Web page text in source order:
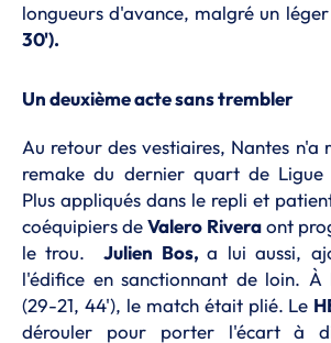
longueurs d'avance, malgré un
30').
Un deuxième acte sans trembler
Au retour des vestiaires, Nantes n'a
remake du dernier quart de Ligue
Plus appliqués dans le repli et
coéquipiers deValero Riveraont
le trou.Julien Bos,a lui aussi,
l'édifice en sanctionnant de loin.
(29-21, 44'), le match était plié. Le
dérouler pour porter l'écart à